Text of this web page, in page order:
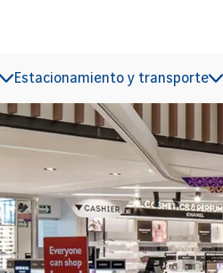
Estacionamiento y transporte